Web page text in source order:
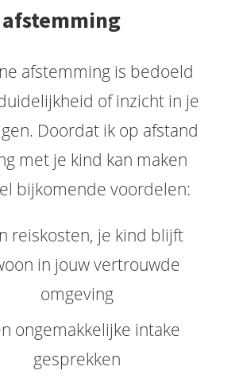
afstemming
afstemming is bedoeld
of inzicht in je
Doordat ik op afstand
met je kind kan maken
bijkomende voordelen:
reiskosten, je kind blijft
in jouw vertrouwde
omgeving
ongemakkelijke intake
gesprekken